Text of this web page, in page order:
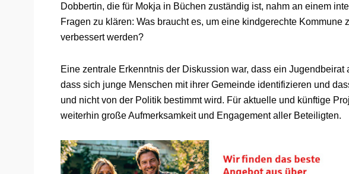
Dobbertin, die für Mokja in Büchen zuständig ist, nahm an einem
Fragen zu klären: Was braucht es, um eine kindgerechte Kommune
verbessert werden?
Eine zentrale Erkenntnis der Diskussion war, dass ein
dass sich junge Menschen mit ihrer Gemeinde identifizieren und
und nicht von der Politik bestimmt wird. Für aktuelle und künftige
weiterhin große Aufmerksamkeit und Engagement aller Beteiligten.